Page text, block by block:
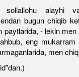
sollallohu alayhi
bugun chiqib
paytlarida, - lekin
eng mukarram
men